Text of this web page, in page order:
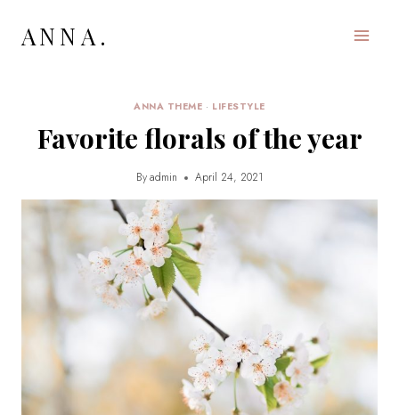
ANNA.
ANNA THEME · LIFESTYLE
Favorite florals of the year
Byadmin April 24, 2021